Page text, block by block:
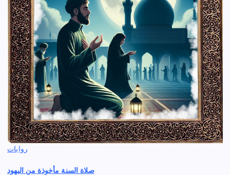
روايات
صلاة السنة مأخوذة من اليهود